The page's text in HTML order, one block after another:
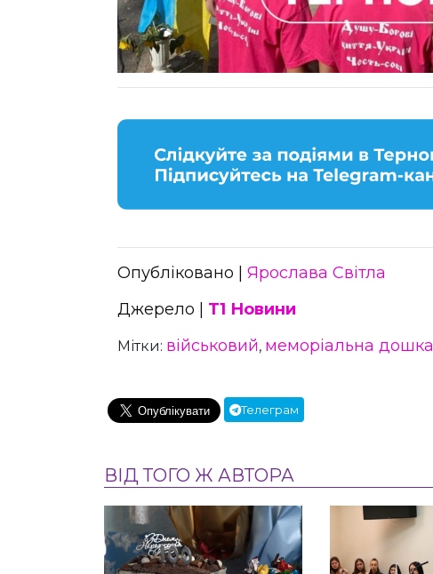
Опубліковано | Ярослава Світла
Джерело | Т1 Новини
Мітки: військовий, меморіальна дошка
Телеграм
ВІД ТОГО Ж АВТОРА